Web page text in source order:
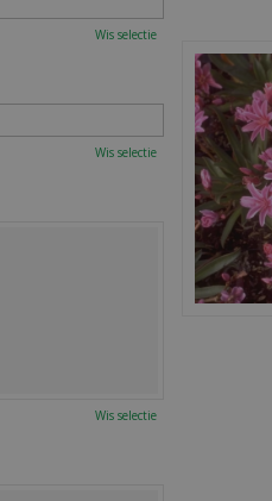
Wis selectie
Wis selectie
Wis selectie